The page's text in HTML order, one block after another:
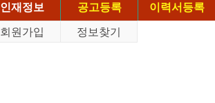
인재정보 공고등록
이력서등록
회원가입 정보찾기